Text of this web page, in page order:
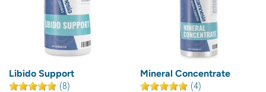
Libido Support
(8)
Mineral Concentrate
(4)